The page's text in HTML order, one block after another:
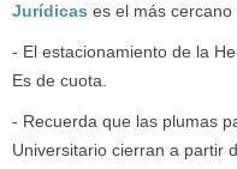
Jurídicas es el más cercano
- El estacionamiento de la
Es de cuota.
- Recuerda que las plumas
Universitario cierran a partir